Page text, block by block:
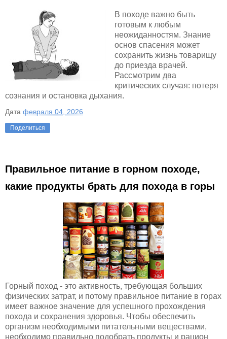
В походе важно быть
готовым к любым
неожиданностям. Знание
основ спасения может
сохранить жизнь товарищу
до приезда врачей.
Рассмотрим два
критических случая: потеря
сознания и остановка дыхания.
Дата февраля 04, 2026
Поделиться
Правильное питание в горном походе,
какие продукты брать для похода в горы
Горный поход - это активность, требующая больших
физических затрат, и потому правильное питание в горах
имеет важное значение для успешного прохождения
похода и сохранения здоровья. Чтобы обеспечить
организм необходимыми питательными веществами,
необходимо правильно подобрать продукты и рацион